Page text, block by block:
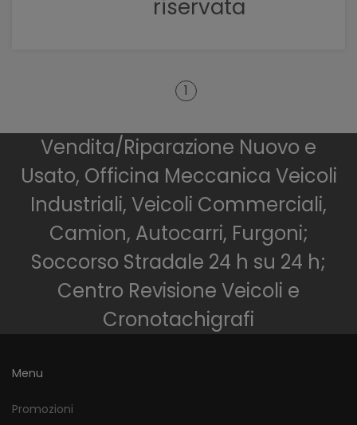
riservata
1
Vendita/Riparazione Nuovo e
Usato, Officina Meccanica Veicoli
Industriali, Veicoli Commerciali,
Camion, Autocarri, Furgoni;
Soccorso Stradale 24 h su 24 h;
Centro Revisione Veicoli e
Cronotachigrafi
Menu
Promozioni